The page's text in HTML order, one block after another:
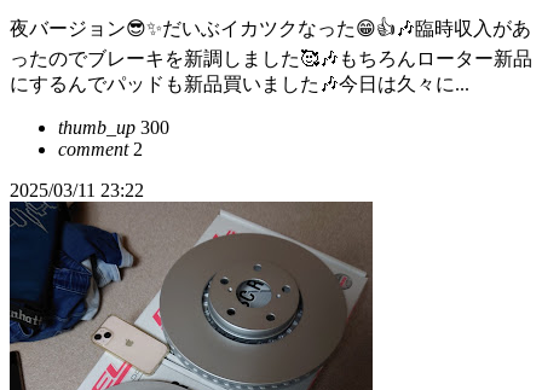
夜バージョン😎✨だいぶイカツクなった😁👍🎶臨時収入があ
ったのでブレーキを新調しました🥰🎶もちろんローター新品
にするんでパッドも新品買いました🎶今日は久々に...
thumb_up 300
comment2
2025/03/11 23:22